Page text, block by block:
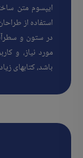
ایپسوم متن
استفاده از
در ستون و
مورد نیاز، و
باشد، کتابهای